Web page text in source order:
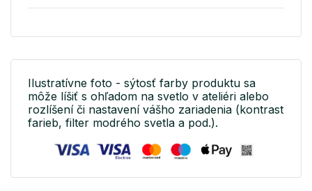
Ilustratívne foto - sýtosť farby produktu sa
môže líšiť s ohľadom na svetlo v ateliéri alebo
rozlíšení či nastavení vášho zariadenia (kontrast
farieb, filter modrého svetla a pod.).